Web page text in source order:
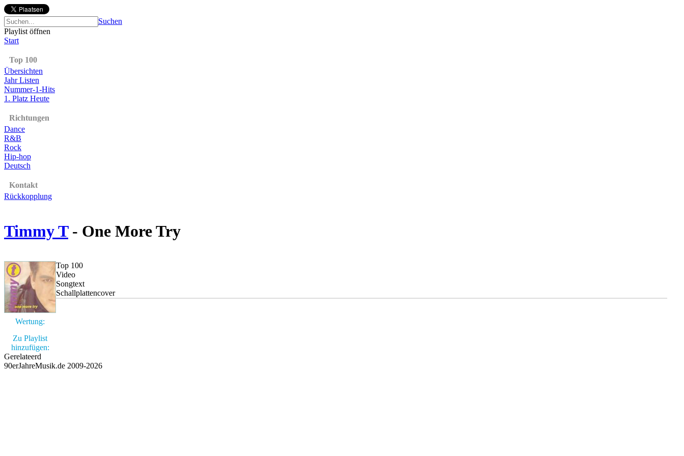
Suchen
Playlist öffnen
Start
Top 100
Übersichten
Jahr Listen
Nummer-1-Hits
1. Platz Heute
Richtungen
Dance
R&B
Rock
Hip-hop
Deutsch
Kontakt
Rückkopplung
Timmy T- One More Try
Wertung:
Zu Playlist
hinzufügen:
Top 100
Video
Songtext
Schallplattencover
Gerelateerd
90erJahreMusik.de 2009-2026